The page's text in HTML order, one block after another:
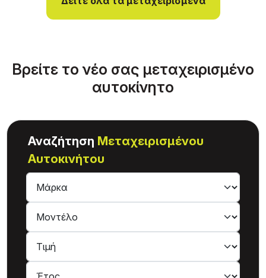
Βρείτε το νέο σας μεταχειρισμένο
αυτοκίνητο
Αναζήτηση Μεταχειρισμένου
Αυτοκινήτου